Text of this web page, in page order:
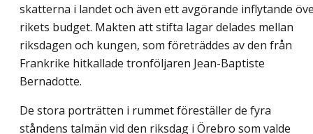
skatterna i landet och även ett avgörande inflytande
rikets budget. Makten att stifta lagar delades mellan
riksdagen och kungen, som företräddes av den från
Frankrike hitkallade tronföljaren Jean-Baptiste
Bernadotte.
De stora porträtten i rummet föreställer de fyra
ståndens talmän vid den riksdag i Örebro som valde